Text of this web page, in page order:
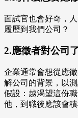
面試官也會好奇，
履歷到我們公司？
2.應徵者對公司
企業通常會想從應
解公司的背景，以
假設：越渴望這份
他，到職後應該會